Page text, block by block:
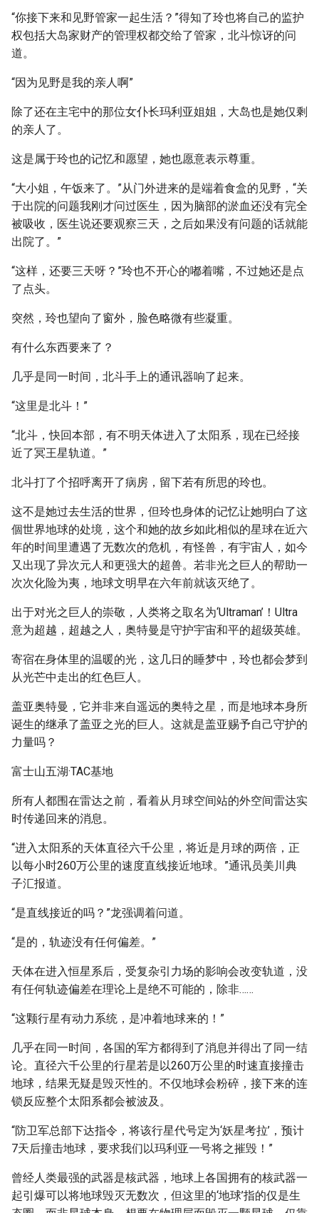
“你接下来和见野管家一起生活？”得知了玲也将自己的监护
权包括大岛家财产的管理权都交给了管家，北斗惊讶的问
道。
“因为见野是我的亲人啊”
除了还在主宅中的那位女仆长玛利亚姐姐，大岛也是她仅剩
的亲人了。
这是属于玲也的记忆和愿望，她也愿意表示尊重。
“大小姐，午饭来了。”从门外进来的是端着食盒的见野，“关
于出院的问题我刚才问过医生，因为脑部的淤血还没有完全
被吸收，医生说还要观察三天，之后如果没有问题的话就能
出院了。”
“这样，还要三天呀？”玲也不开心的嘟着嘴，不过她还是点
了点头。
突然，玲也望向了窗外，脸色略微有些凝重。
有什么东西要来了？
几乎是同一时间，北斗手上的通讯器响了起来。
“这里是北斗！”
“北斗，快回本部，有不明天体进入了太阳系，现在已经接
近了冥王星轨道。”
北斗打了个招呼离开了病房，留下若有所思的玲也。
这不是她过去生活的世界，但玲也身体的记忆让她明白了这
個世界地球的处境，这个和她的故乡如此相似的星球在近六
年的时间里遭遇了无数次的危机，有怪兽，有宇宙人，如今
又出现了异次元人和更强大的超兽。若非光之巨人的帮助一
次次化险为夷，地球文明早在六年前就该灭绝了。
出于对光之巨人的崇敬，人类将之取名为‘Ultraman’！Ultra
意为超越，超越之人，奥特曼是守护宇宙和平的超级英雄。
寄宿在身体里的温暖的光，这几日的睡梦中，玲也都会梦到
从光芒中走出的红色巨人。
盖亚奥特曼，它并非来自遥远的奥特之星，而是地球本身所
诞生的继承了盖亚之光的巨人。这就是盖亚赐予自己守护的
力量吗？
富士山五湖·TAC基地
所有人都围在雷达之前，看着从月球空间站的外空间雷达实
时传递回来的消息。
“进入太阳系的天体直径六千公里，将近是月球的两倍，正
以每小时260万公里的速度直线接近地球。”通讯员美川典
子汇报道。
“是直线接近的吗？”龙强调着问道。
“是的，轨迹没有任何偏差。”
天体在进入恒星系后，受复杂引力场的影响会改变轨道，没
有任何轨迹偏差在理论上是绝不可能的，除非……
“这颗行星有动力系统，是冲着地球来的！”
几乎在同一时间，各国的军方都得到了消息并得出了同一结
论。直径六千公里的行星若是以260万公里的时速直接撞击
地球，结果无疑是毁灭性的。不仅地球会粉碎，接下来的连
锁反应整个太阳系都会被波及。
“防卫军总部下达指令，将该行星代号定为‘妖星考拉’，预计
7天后撞击地球，要求我们以玛利亚一号将之摧毁！”
曾经人类最强的武器是核武器，地球上各国拥有的核武器一
起引爆可以将地球毁灭无数次，但这里的‘地球’指的仅是生